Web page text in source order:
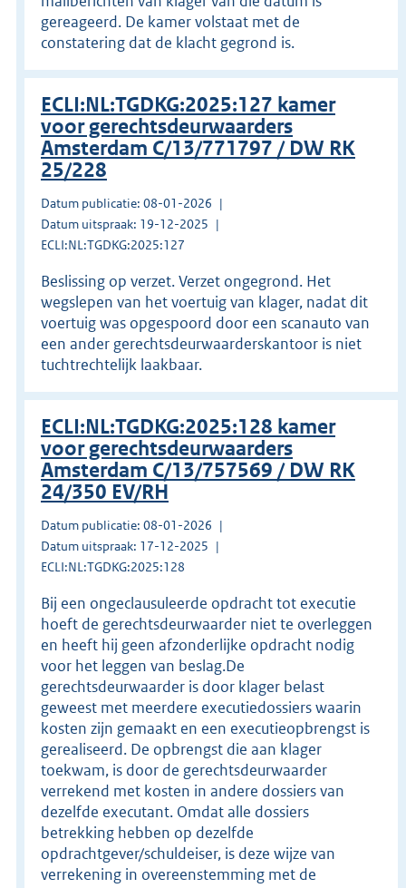
gereageerd. De kamer volstaat met de
constatering dat de klacht gegrond is.
ECLI:NL:TGDKG:2025:127 kamer
voor gerechtsdeurwaarders
Amsterdam C/13/771797 / DW RK
25/228
Datum publicatie: 08-01-2026
Datum uitspraak: 19-12-2025
ECLI:NL:TGDKG:2025:127
Beslissing op verzet. Verzet ongegrond. Het
wegslepen van het voertuig van klager, nadat dit
voertuig was opgespoord door een scanauto van
een ander gerechtsdeurwaarderskantoor is niet
tuchtrechtelijk laakbaar.
ECLI:NL:TGDKG:2025:128 kamer
voor gerechtsdeurwaarders
Amsterdam C/13/757569 / DW RK
24/350 EV/RH
Datum publicatie: 08-01-2026
Datum uitspraak: 17-12-2025
ECLI:NL:TGDKG:2025:128
Bij een ongeclausuleerde opdracht tot executie
hoeft de gerechtsdeurwaarder niet te overleggen
en heeft hij geen afzonderlijke opdracht nodig
voor het leggen van beslag.De
gerechtsdeurwaarder is door klager belast
geweest met meerdere executiedossiers waarin
kosten zijn gemaakt en een executieopbrengst is
gerealiseerd. De opbrengst die aan klager
toekwam, is door de gerechtsdeurwaarder
verrekend met kosten in andere dossiers van
dezelfde executant. Omdat alle dossiers
betrekking hebben op dezelfde
opdrachtgever/schuldeiser, is deze wijze van
verrekening in overeenstemming met de